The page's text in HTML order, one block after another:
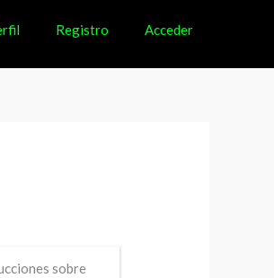
Registro Acceder
sobre